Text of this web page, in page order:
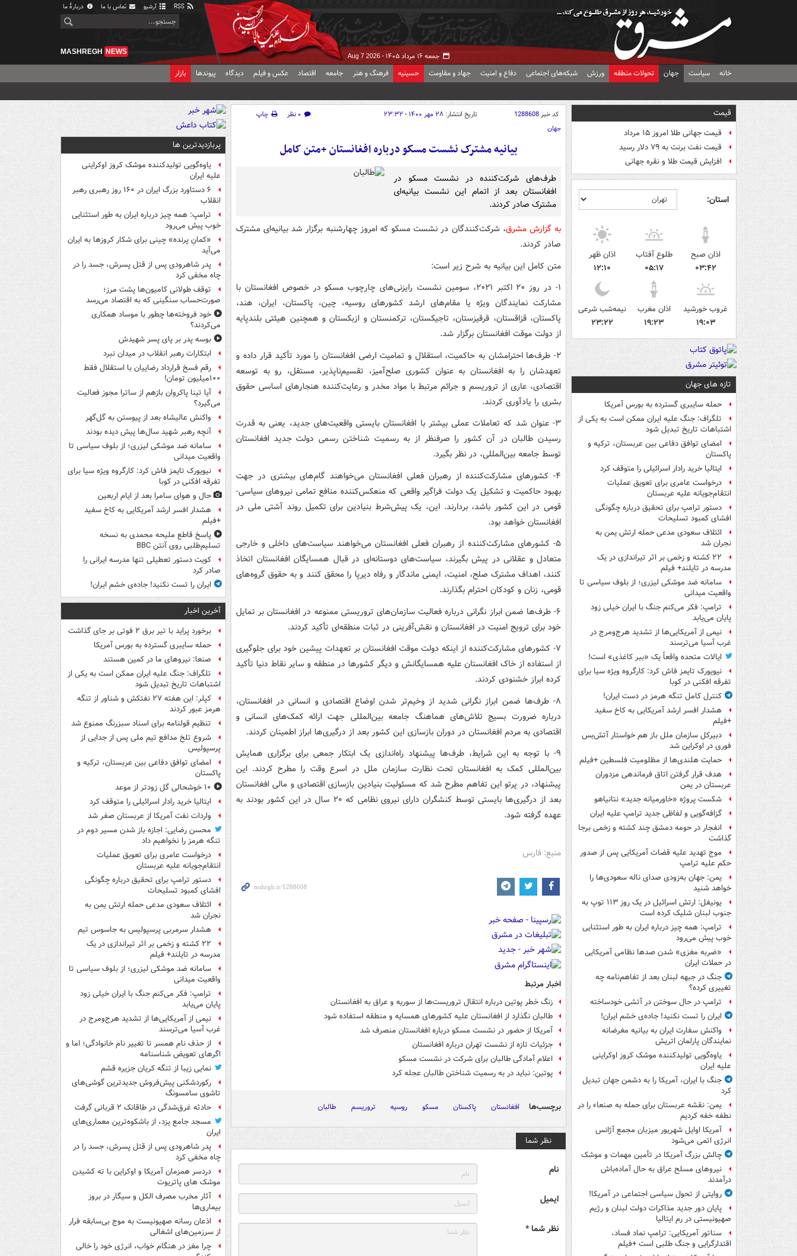
آرشیو تماس با ما دربارهٔ ما
جمعه ۱۶ مرداد ۱۴۰۵ - Aug 7 2026
MASHREGH NEWS
خانه سیاست جهان تحولات منطقه ورزش شبکه‌های اجتماعی دفاع و امنیت جهاد و مقاومت حسینیه فرهنگ و هنر جامعه اقتصاد عکس و فیلم دیدگاه پیوندها بازار
قیمت
قیمت جهانی طلا امروز ۱۵ مرداد
قیمت نفت برنت به ۷۹ دلار رسید
افزایش قیمت طلا و نقره جهانی
استان:
اذان صبح
۰۳:۴۲
طلوع آفتاب
۰۵:۱۷
اذان ظهر
۱۲:۱۰
غروب خورشید
۱۹:۰۳
اذان مغرب
۱۹:۲۳
نیمه‌شب شرعی
۲۳:۲۲
تازه های جهان
حمله سایبری گسترده به بورس آمریکا
تلگراف: جنگ علیه ایران ممکن است به یکی از
اشتباهات تاریخ تبدیل شود
امضای توافق دفاعی بین عربستان، ترکیه و
پاکستان
ایتالیا خرید رادار اسرائیلی را متوقف کرد
درخواست عامری برای تعویق عملیات
انتقام‌جویانه علیه عربستان
دستور ترامپ برای تحقیق درباره چگونگی
افشای کمبود تسلیحات
ائتلاف سعودی مدعی حمله ارتش یمن به
نجران شد
۲۲ کشته و زخمی بر اثر تیراندازی در یک
مدرسه در تایلند+ فیلم
سامانه ضد موشکی لیزری؛ از بلوف سیاسی تا
واقعیت میدانی
ترامپ: فکر می‌کنم جنگ با ایران خیلی زود
پایان می‌یابد
نیمی از آمریکایی‌ها از تشدید هرج‌ومرج در
غرب آسیا می‌ترسند
ایالات متحده واقعاً یک «ببر کاغذی» است!
نیویورک تایمز فاش کرد: کارگروه ویژه سیا برای
تفرقه افکنی در کوبا
کنترل کامل تنگه هرمز در دست ایران!
هشدار افسر ارشد آمریکایی به کاخ سفید
+فیلم
دبیرکل سازمان ملل باز هم خواستار آتش‌بس
فوری در اوکراین شد
حمایت هلندی‌ها از مظلومیت فلسطین +فیلم
هدف قرار گرفتن اتاق‌ فرماندهی مزدوران
عربستان در یمن
شکست پروژه «خاورمیانه جدید» نتانیاهو
گزافه‌گویی و لفاظی جدید ترامپ علیه ایران
انفجار در حومه دمشق چند کشته و زخمی برجا
گذاشت
موج تهدید علیه قضات آمریکایی پس از صدور
حکم علیه ترامپ
یمن: جهان به‌زودی صدای ناله سعودی‌ها را
خواهد شنید
یونیفل: ارتش اسرائیل در یک روز ۱۱۳ توپ به
جنوب لبنان شلیک کرده است
ترامپ: همه چیز درباره ایران به طور استثنایی
خوب پیش می‌رود
«ضربه مغزی» شدن صدها نظامی آمریکایی
در حملات ایران
جنگ در جبهه لبنان بعد از تفاهم‌نامه چه
تغییری کرده؟
ترامپ در حال سوختن در آتشی خودساخته
ایران را تست نکنید! جاده‌ی خشم ایران!
واکنش سفارت ایران به بیانیه مغرضانه
نمایندگان پارلمان اتریش
یاوه‌گویی تولیدکننده موشک کروز اوکراینی
علیه ایران
جنگ با ایران، آمریکا را به دشمن جهان تبدیل
کرد
یمن: نقشه عربستان برای حمله به صنعاء را در
نطفه خفه کردیم
آمریکا اوایل شهریور میزبان مجمع آژانس
انرژی اتمی می‌شود
چالش بزرگ آمریکا در تأمین مهمات و موشک
نیروهای مسلح عراق به حال آماده‌باش
درآمدند
روایتی از تحول سیاسی اجتماعی در آمریکا!
پایان دور جدید مذاکرات دولت لبنان و رژیم
صهیونیستی در رم ایتالیا
سناتور آمریکایی: ترامپ نماد فساد،
اقتدارگرایی و جنگ طلبی است +فیلم
کد خبر1288608 تاریخ انتشار: ۲۸ مهر ۱۴۰۰ - ۲۳:۳۲ ۰ نظر
چاپ
جهان
بیانیه مشترک نشست مسکو درباره افغانستان +متن کامل
طرف‌های شرکت‌کننده در نشست مسکو در
افغانستان بعد از اتمام این نشست بیانیه‌ای
مشترک صادر کردند.
به گزارش مشرق، شرکت‌کنندگان در نشست مسکو که امروز چهارشنبه برگزار شد بیانیه‌ای مشترک
صادر کردند.
متن کامل این بیانیه به شرح زیر است:
۱- در روز ۲۰ اکتبر ۲۰۲۱، سومین نشست رایزنی‌های چارچوب مسکو در خصوص افغانستان با
مشارکت نمایندگان ویژه یا مقام‌های ارشد کشورهای روسیه، چین، پاکستان، ایران، هند،
پاکستان، قزاقستان، قرقیزستان، تاجیکستان، ترکمنستان و ازبکستان و همچنین هیئتی بلندپایه
از دولت موقت افغانستان برگزار شد.
۲- طرف‌ها احترامشان به حاکمیت، استقلال و تمامیت ارضی افغانستان را مورد تأکید قرار داده و
تعهدشان را به افغانستان به عنوان کشوری صلح‌آمیز، تقسیم‌ناپذیر، مستقل، رو به توسعه
اقتصادی، عاری از تروریسم و جرائم مرتبط با مواد مخدر و رعایت‌کننده هنجارهای اساسی حقوق
بشری را یادآوری کردند.
۳- عنوان شد که تعاملات عملی بیشتر با افغانستان بایستی واقعیت‌های جدید، یعنی به قدرت
رسیدن طالبان در آن کشور را صرفنظر از به رسمیت شناختن رسمی دولت جدید افغانستان
توسط جامعه بین‌المللی، در نظر بگیرد.
۴- کشورهای مشارکت‌کننده از رهبران فعلی افغانستان می‌خواهند گام‌های بیشتری در جهت
بهبود حاکمیت و تشکیل یک دولت فراگیر واقعی که منعکس‌کننده منافع تمامی نیروهای سیاسی-
قومی در این کشور باشد، بردارند. این، یک پیش‌شرط بنیادین برای تکمیل روند آشتی ملی در
افغانستان خواهد بود.
۵- کشورهای مشارکت‌کننده از رهبران فعلی افغانستان می‌خواهند سیاست‌های داخلی و خارجی
متعادل و عقلانی در پیش بگیرند، سیاست‌های دوستانه‌ای در قبال همسایگان افغانستان اتخاذ
کنند، اهداف مشترک صلح، امنیت، ایمنی ماندگار و رفاه دیرپا را محقق کنند و به حقوق گروه‌های
قومی، زنان و کودکان احترام بگذارند.
۶- طرف‌ها ضمن ابراز نگرانی درباره فعالیت سازمان‌های تروریستی ممنوعه در افغانستان بر تمایل
خود برای ترویج امنیت در افغانستان و نقش‌آفرینی در ثبات منطقه‌ای تأکید کردند.
۷- کشورهای مشارکت‌کننده از اینکه دولت موقت افغانستان بر تعهدات پیشین خود برای جلوگیری
از استفاده از خاک افغانستان علیه همسایگانش و دیگر کشورها در منطقه و سایر نقاط دنیا تأکید
کرده ابراز خشنودی کردند.
۸- طرف‌ها ضمن ابراز نگرانی شدید از وخیم‌تر شدن اوضاع اقتصادی و انسانی در افغانستان،
درباره ضرورت بسیج تلاش‌های هماهنگ جامعه بین‌المللی جهت ارائه کمک‌های انسانی و
اقتصادی به مردم افغانستان در دوران بازسازی این کشور بعد از درگیری‌ها ابراز اطمینان کردند.
۹- با توجه به این شرایط، طرف‌ها پیشنهاد راه‌اندازی یک ابتکار جمعی برای برگزاری همایش
بین‌المللی کمک به افغانستان تحت نظارت سازمان ملل در اسرع وقت را مطرح کردند. این
پیشنهاد، در پرتو این تفاهم مطرح شد که مسئولیت بنیادین بازسازی اقتصادی و مالی افغانستان
بعد از درگیری‌ها بایستی توسط کنشگران دارای نیروی نظامی که ۲۰ سال در این کشور بودند به
عهده گرفته شود.
منبع: فارس
اخبار مرتبط
زنگ خطر پوتین درباره انتقال تروریست‌ها از سوریه و عراق به افغانستان
طالبان نگذارد از افغانستان علیه کشورهای همسایه و منطقه استفاده شود
آمریکا از حضور در نشست مسکو درباره افغانستان منصرف شد
جزئیات تازه از نشست تهران درباره افغانستان
اعلام آمادگی طالبان برای شرکت در نشست مسکو
پوتین: نباید در به ‌رسمیت شناختن طالبان عجله کرد
برچسب‌ها افغانستان پاکستان مسکو روسیه تروریسم طالبان
نظر شما
نام
ایمیل
نظر شما *
پربازدیدترین ها
یاوه‌گویی تولیدکننده موشک کروز اوکراینی
علیه ایران
۶ دستاورد بزرگ ایران در ۱۶۰ روز رهبری رهبر
انقلاب
ترامپ: همه چیز درباره ایران به طور استثنایی
خوب پیش می‌رود
«کمانِ پرنده» چینی برای شکار کروزها به ایران
می‌آید
پدر شاهرودی پس از قتل پسرش، جسد را در
چاه مخفی کرد
توقف طولانی کامیون‌ها پشت مرز؛
صورت‌حساب سنگینی که به اقتصاد می‌رسد
خود فروخته‌ها چطور با موساد همکاری
می‌کردند؟
بوسه‌ پدر بر پای پسر شهیدش
ابتکارات رهبر انقلاب در میدان نبرد
رقم فسخ قرارداد رضاییان با استقلال فقط
۱۰۰میلیون تومان!
آیا تینا پاکروان بازهم از ساترا مجوز فعالیت
می‌گیرد؟
واکنش عالیشاه بعد از پیوستن به گل‌گهر
آنچه رهبر شهید سال‌ها پیش دیده بودند
سامانه ضد موشکی لیزری؛ از بلوف سیاسی تا
واقعیت میدانی
نیویورک تایمز فاش کرد: کارگروه ویژه سیا برای
تفرقه افکنی در کوبا
حال و هوای سامرا بعد از ایام اربعین
هشدار افسر ارشد آمریکایی به کاخ سفید
+فیلم
پاسخ قاطع ملیحه محمدی به نسخه
تسلیم‌طلبی روی آنتن BBC
کویت دستور تعطیلی تنها مدرسه ایرانی را
صادر کرد
ایران را تست نکنید! جاده‌ی خشم ایران!
آخرین اخبار
برخورد پراید با تیر برق ۲ فوتی بر جای گذاشت
حمله سایبری گسترده به بورس آمریکا
صنعا: نیروهای ما در کمین‌ هستند
تلگراف: جنگ علیه ایران ممکن است به یکی از
اشتباهات تاریخ تبدیل شود
کپلر: این هفته ۲۷ نفتکش و شناور از تنگه
هرمز عبور کردند
تنظیم قولنامه برای اسناد سبزرنگ ممنوع شد
شروع تلخ مدافع تیم ملی پس از جدایی از
پرسپولیس
امضای توافق دفاعی بین عربستان، ترکیه و
پاکستان
۱۰ خوشحالی گل زودتر از موعد
ایتالیا خرید رادار اسرائیلی را متوقف کرد
واردات نفت آمریکا از عربستان صفر شد
محسن رضایی: اجازه باز شدن مسیر دوم در
تنگه هرمز را نخواهیم داد
درخواست عامری برای تعویق عملیات
انتقام‌جویانه علیه عربستان
دستور ترامپ برای تحقیق درباره چگونگی
افشای کمبود تسلیحات
ائتلاف سعودی مدعی حمله ارتش یمن به
نجران شد
هشدار سرمربی پرسپولیس به جاسوس تیم
۲۲ کشته و زخمی بر اثر تیراندازی در یک
مدرسه در تایلند+ فیلم
سامانه ضد موشکی لیزری؛ از بلوف سیاسی تا
واقعیت میدانی
ترامپ: فکر می‌کنم جنگ با ایران خیلی زود
پایان می‌یابد
نیمی از آمریکایی‌ها از تشدید هرج‌ومرج در
غرب آسیا می‌ترسند
از حذف نام همسر تا تغییر نام خانوادگی؛ اما و
اگرهای تعویض شناسنامه
نمایی زیبا از تنگه کریان جزیره قشم
رکوردشکنی پیش‌فروش جدیدترین گوشی‌های
تاشوی سامسونگ
حادثه غرق‌شدگی در طاقانک ۲ قربانی گرفت
مسجد جامع یزد، از باشکوه‌ترین معماری‌های
ایران
پدر شاهرودی پس از قتل پسرش، جسد را در
چاه مخفی کرد
دردسر همزمان آمریکا و اوکراین با ته کشیدن
موشک های پاتریوت
آثار مخرب مصرف الکل و سیگار در بروز
بیماری‌ها
اذعان رسانه صهیونیست به موج بی‌سابقه فرار
از سرزمین‌های اشغالی
چرا مغز در هنگام خواب، انرژی خود را خالی